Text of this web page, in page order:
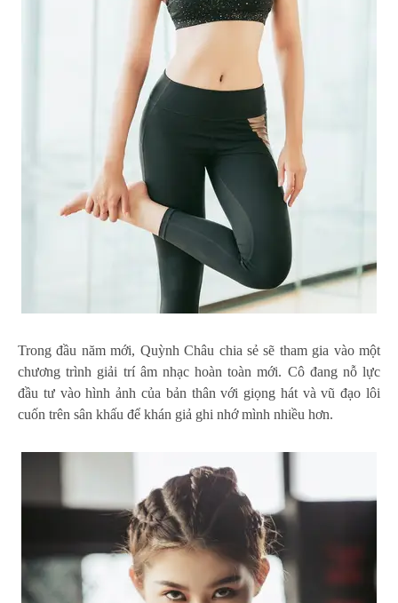
Trong đầu năm mới, Quỳnh Châu chia sẻ sẽ tham gia vào một
chương trình giải trí âm nhạc hoàn toàn mới. Cô đang nỗ lực
đầu tư vào hình ảnh của bản thân với giọng hát và vũ đạo lôi
cuốn trên sân khấu để khán giả ghi nhớ mình nhiều hơn.